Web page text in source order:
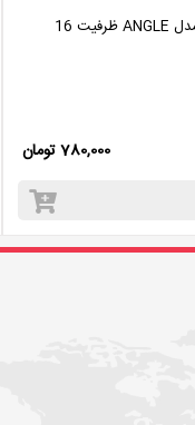
فلش مموری کوئین تک مدل ANGLE ظرفیت 16
780,000 تومان